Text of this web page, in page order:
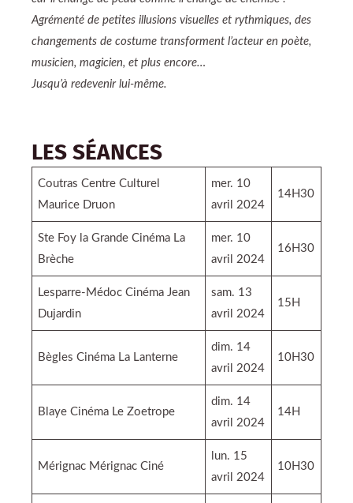
Agrémenté de petites illusions visuelles et rythmiques, des
changements de costume transforment l’acteur en poète,
musicien, magicien, et plus encore…
Jusqu’à redevenir lui-même.
LES SÉANCES
Coutras Centre Culturel
Maurice Druon
mer. 10
avril 2024
14H30
Ste Foy la Grande Cinéma La
Brèche
mer. 10
avril 2024
16H30
Lesparre-Médoc Cinéma Jean
Dujardin
sam. 13
avril 2024
15H
Bègles Cinéma La Lanterne
dim. 14
avril 2024
10H30
Blaye Cinéma Le Zoetrope
dim. 14
avril 2024
14H
Mérignac Mérignac Ciné
lun. 15
avril 2024
10H30